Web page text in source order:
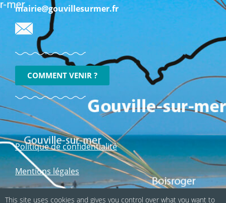
mairie@gouvillesurmer.fr
COMMENT VENIR ?
Politique de confidentialité
Mentions légales
This site uses cookies and gives you control over what you want to